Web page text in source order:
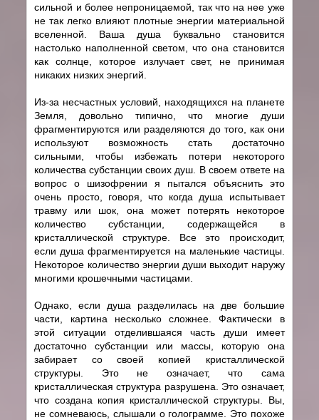
сильной и более непроницаемой, так что на нее уже
не так легко влияют плотные энергии материальной
вселенной. Ваша душа буквально становится
настолько наполненной светом, что она становится
как солнце, которое излучает свет, не принимая
никаких низких энергий.
Из-за несчастных условий, находящихся на планете
Земля, довольно типично, что многие души
фрагментируются или разделяются до того, как они
используют возможность стать достаточно
сильными, чтобы избежать потери некоторого
количества субстанции своих душ. В своем ответе на
вопрос о шизофрении я пытался объяснить это
очень просто, говоря, что когда душа испытывает
травму или шок, она может потерять некоторое
количество субстанции, содержащейся в
кристаллической структуре. Все это происходит,
если душа фрагментируется на маленькие частицы.
Некоторое количество энергии души выходит наружу
многими крошечными частицами.
Однако, если душа разделилась на две большие
части, картина несколько сложнее. Фактически в
этой ситуации отделившаяся часть души имеет
достаточно субстанции или массы, которую она
забирает со своей копией кристаллической
структуры. Это не означает, что сама
кристаллическая структура разрушена. Это означает,
что создана копия кристаллической структуры. Вы,
не сомневаюсь, слышали о голограмме. Это похоже